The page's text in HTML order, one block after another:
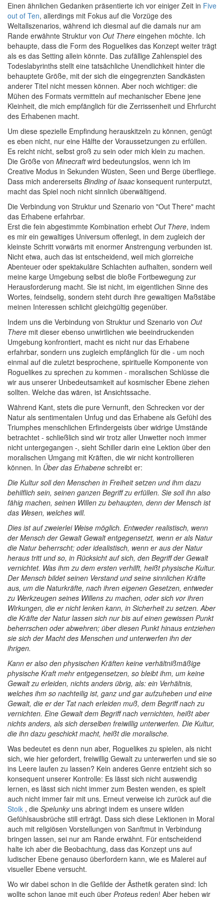
Einen ähnlichen Gedanken präsentierte ich vor einiger Zeit in Five
out of Ten, allerdings mit Fokus auf die Vorzüge des
Weltallszenarios, während ich diesmal auf die damals nur am
Rande erwähnte Struktur von Out There eingehen möchte. Ich
behaupte, dass die Form des Roguelikes das Konzept weiter trägt
als es das Setting allein könnte. Das zufällige Zahlenspiel des
Todeslabyrinths stellt eine tatsächliche Unendlichkeit hinter die
behauptete Größe, mit der sich die eingegrenzten Sandkästen
anderer Titel nicht messen können. Aber noch wichtiger: die
Mühen des Formats vermitteln auf mechanischer Ebene jene
Kleinheit, die mich empfänglich für die Zerrissenheit und Ehrfurcht
des Erhabenen macht.
Um diese spezielle Empfindung herauskitzeln zu können, genügt
es eben nicht, nur eine Hälfte der Voraussetzungen zu erfüllen.
Es reicht nicht, selbst groß zu sein oder mich klein zu machen.
Die Größe von Minecraftwird bedeutungslos, wenn ich im
Creative Modus in Sekunden Wüsten, Seen und Berge überfliege.
Dass mich andererseits Binding of Isaac konsequent runterputzt,
macht das Spiel noch nicht sinnlich überwältigend.
Die Verbindung von Struktur und Szenario von "Out There" macht
das Erhabene erfahrbar.
Erst die fein abgestimmte Kombination erhebt Out There, indem
es mir ein gewaltiges Universum offenlegt, in dem zugleich der
kleinste Schritt vorwärts mit enormer Anstrengung verbunden ist.
Nicht etwa, auch das ist entscheidend, weil mich glorreiche
Abenteuer oder spektakuläre Schlachten aufhalten, sondern weil
meine karge Umgebung selbst die bloße Fortbewegung zur
Herausforderung macht. Sie ist nicht, im eigentlichen Sinne des
Wortes, feindselig, sondern steht durch ihre gewaltigen Maßstäbe
meinen Interessen schlicht gleichgültig gegenüber.
Indem uns die Verbindung von Struktur und Szenario von Out
There mit dieser ebenso unwirtlichen wie beeindruckenden
Umgebung konfrontiert, macht es nicht nur das Erhabene
erfahrbar, sondern uns zugleich empfänglich für die - um noch
einmal auf die zuletzt besprochene, spirituelle Komponente von
Roguelikes zu sprechen zu kommen - moralischen Schlüsse die
wir aus unserer Unbedeutsamkeit auf kosmischer Ebene ziehen
sollten. Welche das wären, ist Ansichtssache.
Während Kant, stets die pure Vernunft, den Schrecken vor der
Natur als sentimentalen Unfug und das Erhabene als Gefühl des
Triumphes menschlichen Erfindergeists über widrige Umstände
betrachtet - schließlich sind wir trotz aller Unwetter noch immer
nicht untergegangen -, sieht Schiller darin eine Lektion über den
moralischen Umgang mit Kräften, die wir nicht kontrollieren
können. In Über das Erhabene schreibt er:
Die Kultur soll den Menschen in Freiheit setzen und ihm dazu
behilflich sein, seinen ganzen Begriff zu erfüllen. Sie soll ihn also
fähig machen, seinen Willen zu behaupten, denn der Mensch ist
das Wesen, welches will.
Dies ist auf zweierlei Weise möglich. Entweder realistisch, wenn
der Mensch der Gewalt Gewalt entgegensetzt, wenn er als Natur
die Natur beherrscht; oder idealistisch, wenn er aus der Natur
heraus tritt und so, in Rücksicht auf sich, den Begriff der Gewalt
vernichtet. Was ihm zu dem ersten verhilft, heißt physische Kultur.
Der Mensch bildet seinen Verstand und seine sinnlichen Kräfte
aus, um die Naturkräfte, nach ihren eigenen Gesetzen, entweder
zu Werkzeugen seines Willens zu machen, oder sich vor ihren
Wirkungen, die er nicht lenken kann, in Sicherheit zu setzen. Aber
die Kräfte der Natur lassen sich nur bis auf einen gewissen Punkt
beherrschen oder abwehren; über diesen Punkt hinaus entziehen
sie sich der Macht des Menschen und unterwerfen ihn der
ihrigen.
Kann er also den physischen Kräften keine verhältnißmäßige
physische Kraft mehr entgegensetzen, so bleibt ihm, um keine
Gewalt zu erleiden, nichts anders übrig, als: ein Verhältnis,
welches ihm so nachteilig ist, ganz und gar aufzuheben und eine
Gewalt, die er der Tat nach erleiden muß, dem Begriff nach zu
vernichten. Eine Gewalt dem Begriff nach vernichten, heißt aber
nichts anders, als sich derselben freiwillig unterwerfen. Die Kultur,
die ihn dazu geschickt macht, heißt die moralische.
Was bedeutet es denn nun aber, Roguelikes zu spielen, als nicht
sich, wie hier gefordert, freiwillig Gewalt zu unterwerfen und sie so
ins Leere laufen zu lassen? Kein anderes Genre entzieht sich so
konsequent unserer Kontrolle: Es lässt sich nicht auswendig
lernen, es lässt sich nicht immer zum Besten wenden, es spielt
auch nicht immer fair mit uns. Erneut verweise ich zurück auf die
Stoik , die Spelunkyuns abringt indem es unsere wilden
Gefühlsausbrüche still erträgt. Dass sich diese Lektionen in Moral
auch mit religiösen Vorstellungen von Sanftmut in Verbindung
bringen lassen, sei nur am Rande erwähnt. Für entscheidend
halte ich aber die Beobachtung, dass das Konzept uns auf
ludischer Ebene genauso überfordern kann, wie es Malerei auf
visueller Ebene versucht.
Wo wir dabei schon in die Gefilde der Ästhetik geraten sind: Ich
wollte schon lange mit euch über Proteus reden! Aber heben wir